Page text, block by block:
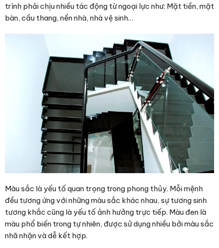
trình phải chịu nhiều tác động từ ngoại lực như: Mặt tiền, mặt
bàn, cầu thang, nền nhà, nhà vệ sinh…
Màu sắc là yếu tố quan trọng trong phong thủy. Mỗi mệnh
đều tương ứng với những màu sắc khác nhau, sự tương sinh
tương khắc cũng là yếu tố ảnh hưởng trực tiếp. Màu đen là
màu phổ biến trong tự nhiên, được sử dụng nhiều bởi màu sắc
nhã nhặn và dễ kết hợp.